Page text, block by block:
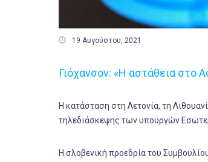
 19 Αυγούστου, 2021
Γιόχανσον: «Η αστάθεια στο
Η κατάσταση στη Λετονία, τη
τηλεδιάσκεψης των υπουργών
H σλοβενική προεδρία του